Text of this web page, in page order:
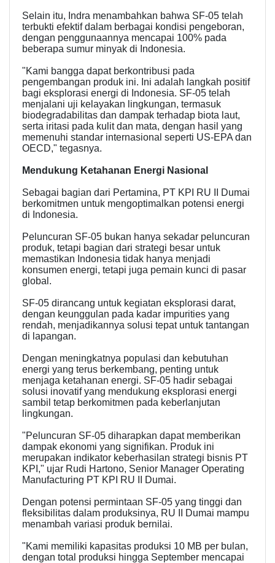
Selain itu, Indra menambahkan bahwa SF-05 telah
terbukti efektif dalam berbagai kondisi pengeboran,
dengan penggunaannya mencapai 100% pada
beberapa sumur minyak di Indonesia.
"Kami bangga dapat berkontribusi pada
pengembangan produk ini. Ini adalah langkah positif
bagi eksplorasi energi di Indonesia. SF-05 telah
menjalani uji kelayakan lingkungan, termasuk
biodegradabilitas dan dampak terhadap biota laut,
serta iritasi pada kulit dan mata, dengan hasil yang
memenuhi standar internasional seperti US-EPA dan
OECD," tegasnya.
Mendukung Ketahanan Energi Nasional
Sebagai bagian dari Pertamina, PT KPI RU II Dumai
berkomitmen untuk mengoptimalkan potensi energi
di Indonesia.
Peluncuran SF-05 bukan hanya sekadar peluncuran
produk, tetapi bagian dari strategi besar untuk
memastikan Indonesia tidak hanya menjadi
konsumen energi, tetapi juga pemain kunci di pasar
global.
SF-05 dirancang untuk kegiatan eksplorasi darat,
dengan keunggulan pada kadar impurities yang
rendah, menjadikannya solusi tepat untuk tantangan
di lapangan.
Dengan meningkatnya populasi dan kebutuhan
energi yang terus berkembang, penting untuk
menjaga ketahanan energi. SF-05 hadir sebagai
solusi inovatif yang mendukung eksplorasi energi
sambil tetap berkomitmen pada keberlanjutan
lingkungan.
"Peluncuran SF-05 diharapkan dapat memberikan
dampak ekonomi yang signifikan. Produk ini
merupakan indikator keberhasilan strategi bisnis PT
KPI," ujar Rudi Hartono, Senior Manager Operating
Manufacturing PT KPI RU II Dumai.
Dengan potensi permintaan SF-05 yang tinggi dan
fleksibilitas dalam produksinya, RU II Dumai mampu
menambah variasi produk bernilai.
"Kami memiliki kapasitas produksi 10 MB per bulan,
dengan total produksi hingga September mencapai